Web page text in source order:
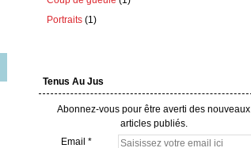
Portraits (1)
Tenus Au Jus
Abonnez-vous pour être averti des nouveaux
articles publiés.
Email